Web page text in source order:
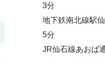
3分
地下鉄南北線駅
5分
JR仙石線あおば